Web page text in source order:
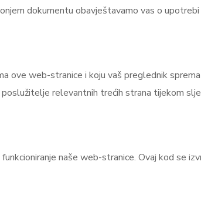
dokumentu obavještavamo vas o
ove web-stranice i koju vaš preglednik
relevantnih trećih strana tijekom
naše web-stranice. Ovaj kod se